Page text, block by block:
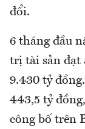
đổi.
6 tháng đầu
trị tài sản đạt
9.430 tỷ
443,5 tỷ
công bố trên